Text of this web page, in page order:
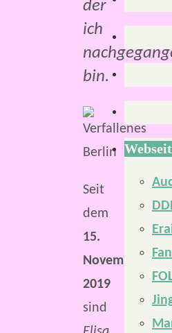
der
ich
bin.
Seit
dem
15.
November
2019
sind